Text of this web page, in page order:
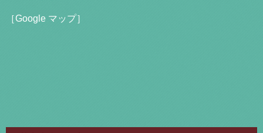
［Google マップ］